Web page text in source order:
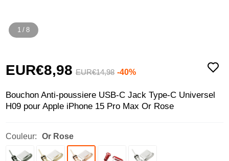
1 / 8
EUR€8,98 EUR€14,98 -40%
Bouchon Anti-poussiere USB-C Jack Type-C Universel
H09 pour Apple iPhone 15 Pro Max Or Rose
Couleur: Or Rose